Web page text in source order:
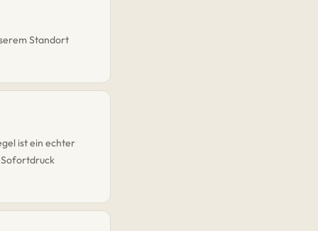
Standort
ist ein echter
Sofortdruck